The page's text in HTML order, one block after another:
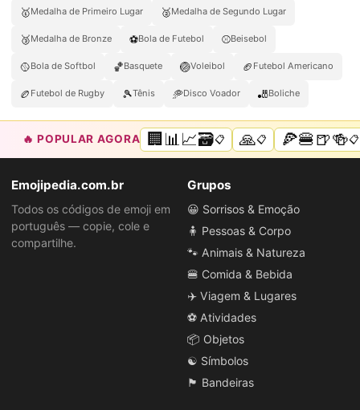
🥇Medalha de Primeiro Lugar 🥈Medalha de Segundo Lugar
🥉Medalha de Bronze ⚽Bola de Futebol ⚾Beisebol
🥎Bola de Softbol 🏀Basquete 🏐Voleibol 🏈 Futebol Americano
🏉 Futebol de Rugby 🎾Tênis 🥏Disco Voador 🎳Boliche
🔥 POPULAR AGORA 🏢📊📈🗃️📋 🙏📋 🍕🍔🍺🍻📋
Emojipedia.com.br
Todos os códigos de emoji em
português — copie, cole e
compartilhe.
Grupos
😀 Sorrisos & Emoção
🧍 Pessoas & Corpo
🐾 Animais & Natureza
🍔 Comida & Bebida
✈️ Viagem & Lugares
⚽ Atividades
📦 Objetos
☯️ Símbolos
🏴 Bandeiras